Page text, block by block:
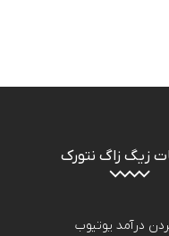
زیگ زاگ نتورک
درآمد یوتیوب